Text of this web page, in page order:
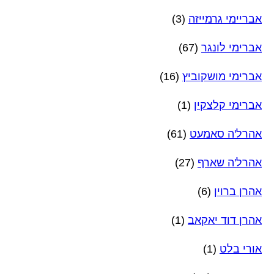
אבריימי גרמייזה (3)
אברימי לונגר (67)
אברימי מושקוביץ (16)
אברימי קלצקין (1)
אהרל'ה סאמעט (61)
אהרל'ה שארף (27)
אהרן ברוין (6)
אהרן דוד יאקאב (1)
אורי בלט (1)